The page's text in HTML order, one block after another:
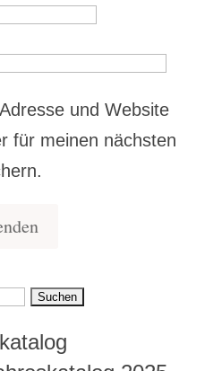
und Website
für meinen nächsten